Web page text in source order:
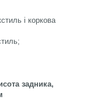
і коркова
задника,